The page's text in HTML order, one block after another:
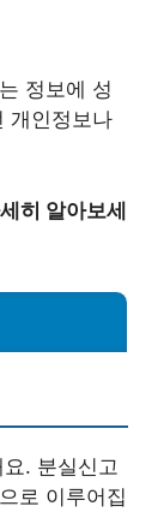
정보에 성
개인정보나
히 알아보세
. 분실신고
로 이루어집